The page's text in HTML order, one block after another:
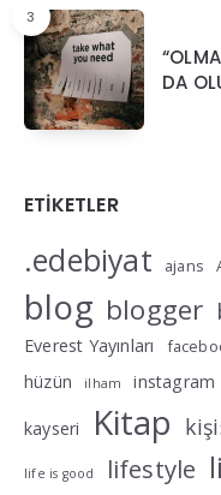
3
DA
ETIKETLER
.edebiyat ajans
blog blogger
Everest Yayınları
hüzün ilham instagram
kayseri Kitap
life is good lifestyle